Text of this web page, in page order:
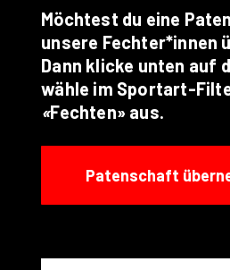
Möchtest du eine
unsere Fechter*innen
Dann klicke unten auf
wähle im Sportart-
«Fechten» aus.
Patenschaft